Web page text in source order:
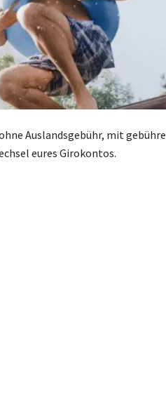
Auslandsgebühr, mit
eures Girokontos.